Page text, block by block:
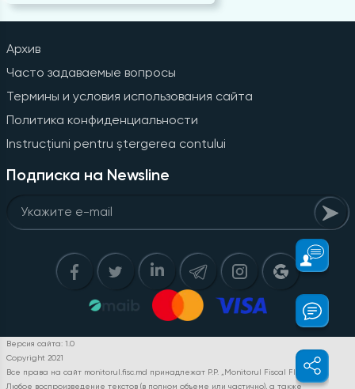
Архив
Часто задаваемые вопросы
Термины и условия использования сайта
Политика конфиденциальности
Instrucțiuni pentru ștergerea contului
Подписка на Newsline
Версия сайта: 1.0
Copyright 2021
Все права на сайт monitorul.fisc.md принадлежат P.P. „Monitorul Fiscal FISC.MD”.
Любое воспроизведение текстов (в полном объеме или частично), а также